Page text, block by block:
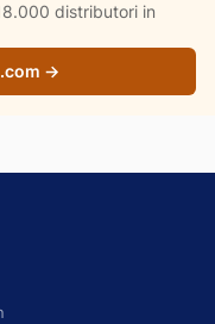
distributori in
→